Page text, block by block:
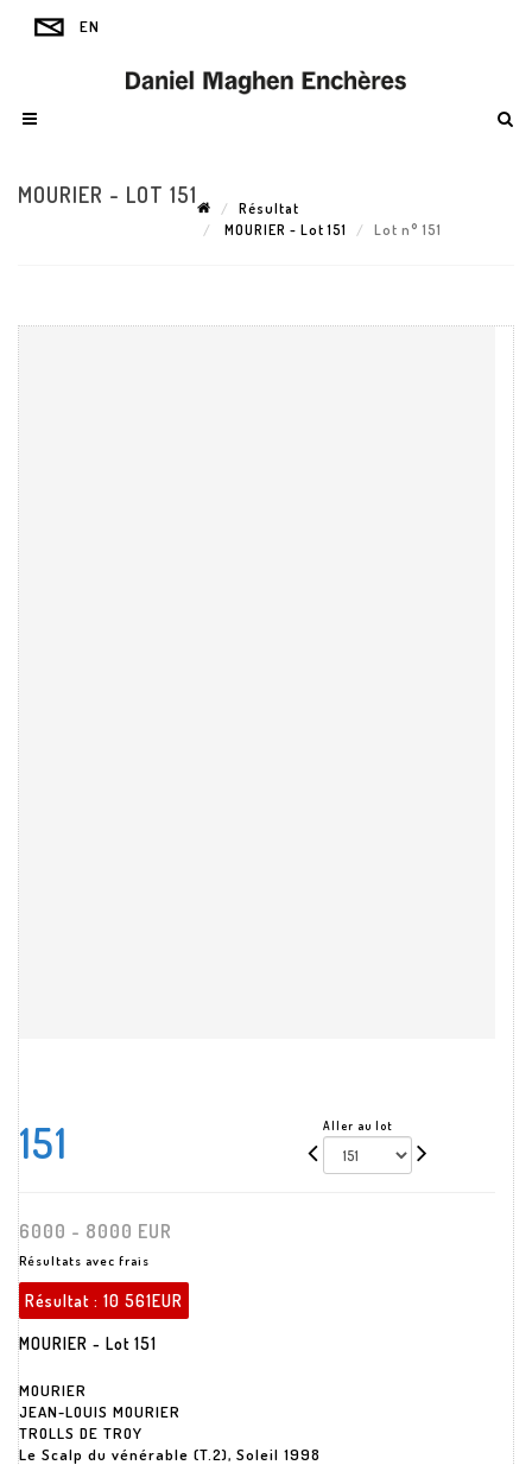
MOURIER - LOT 151
Résultat
MOURIER - Lot 151
Lot n° 151
151 Aller au lot
6000 - 8000 EUR
Résultats avec frais
Résultat : 10 561EUR
MOURIER - Lot 151
MOURIER
JEAN-LOUIS MOURIER
TROLLS DE TROY
Le Scalp du vénérable (T.2), Soleil 1998